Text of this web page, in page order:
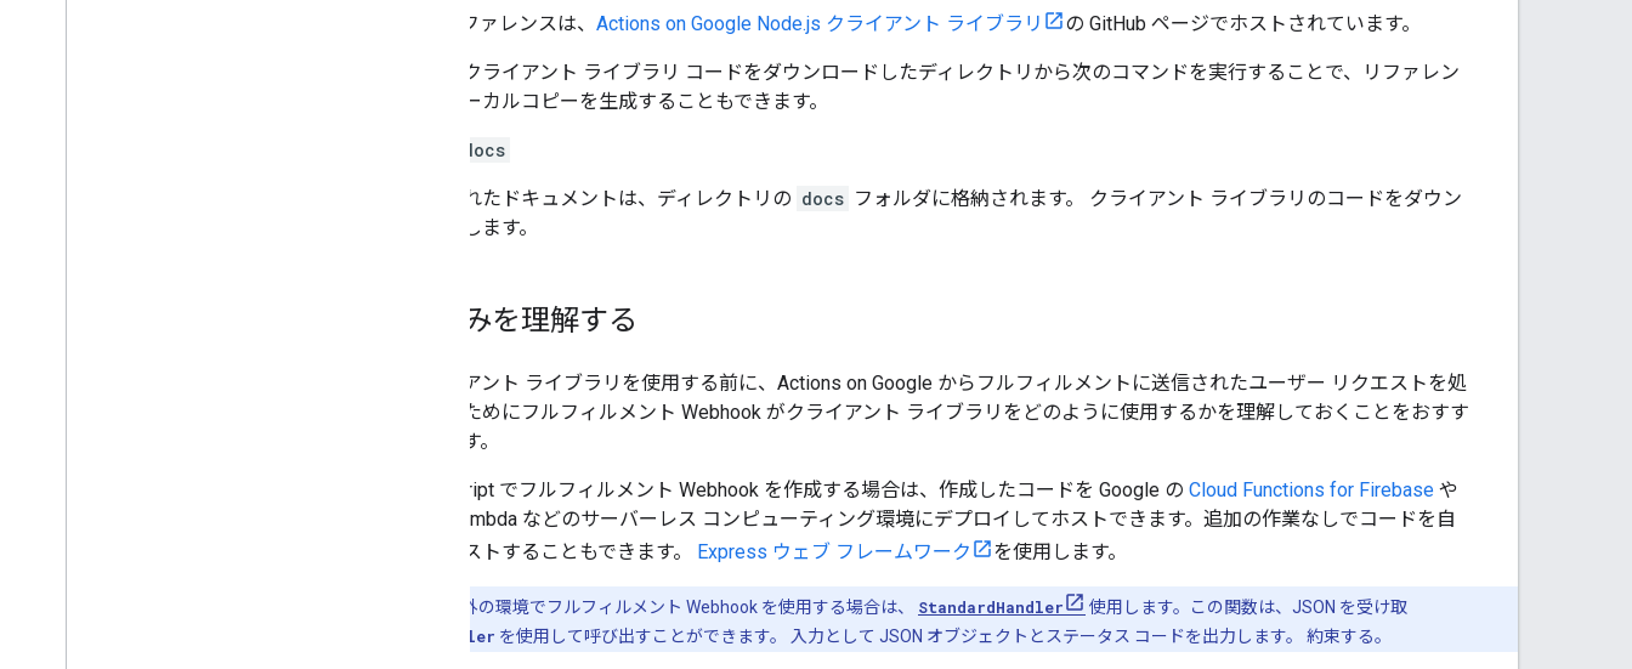
API リファレンスは、 Actions on Google Node.js クライアント ライブラリ の GitHub ページでホストされています。
また、クライアント ライブラリ コードをダウンロードしたディレクトリから次のコマンドを実行することで、リファレン
スのローカルコピーを生成することもできます。
yarn docs
生成されたドキュメントは、ディレクトリの docs フォルダに格納されます。 クライアント ライブラリのコードをダウン
ロードします。
仕組みを理解する
クライアント ライブラリを使用する前に、Actions on Google からフルフィルメントに送信されたユーザー リクエストを処
理するためにフルフィルメント Webhook がクライアント ライブラリをどのように使用するかを理解しておくことをおすす
めします。
JavaScript でフルフィルメント Webhook を作成する場合は、作成したコードを Google の Cloud Functions for Firebase や
AWS Lambda などのサーバーレス コンピューティング環境にデプロイしてホストできます。追加の作業なしでコードを自
分でホストすることもできます。 Express ウェブ フレームワーク を使用します。
それ以外の環境でフルフィルメント Webhook を使用する場合は、 StandardHandler
使用します。この関数は、JSON を受け取
app.handler を使用して呼び出すことができます。 入力として JSON オブジェクトとステータス コードを出力します。 約束する。